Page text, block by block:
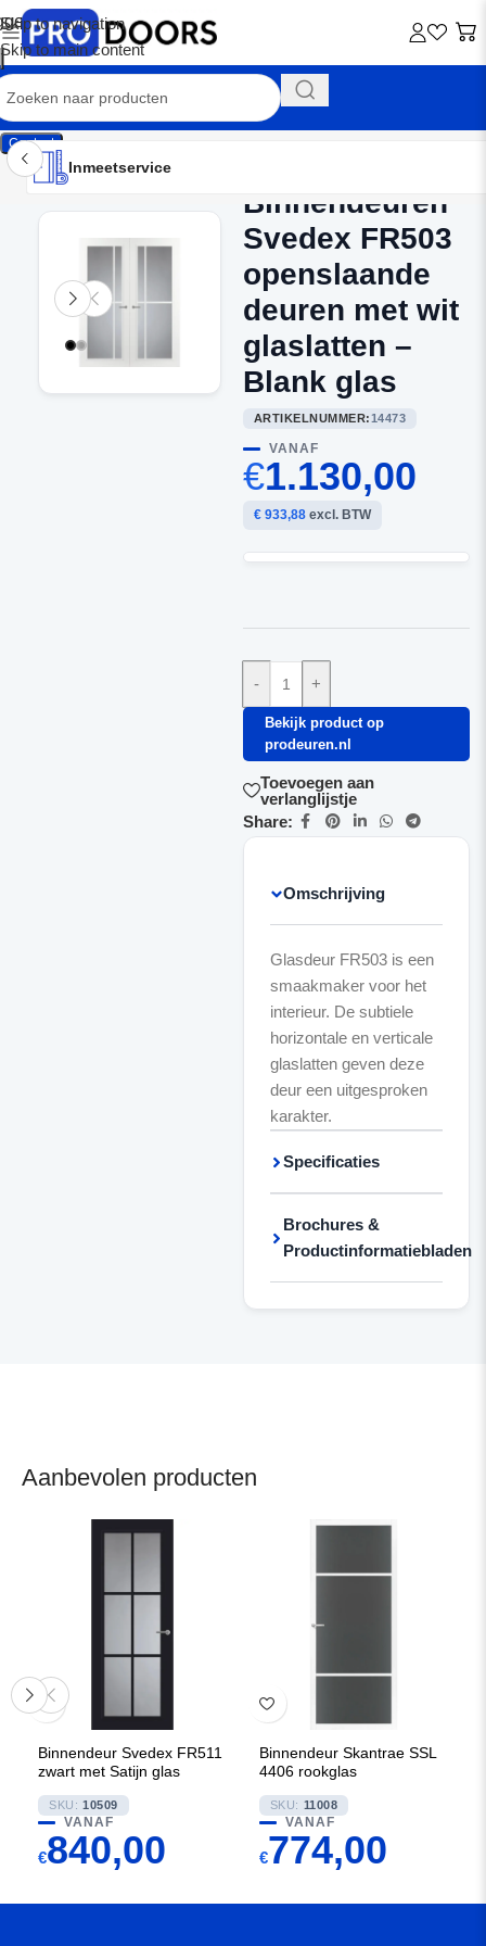
Skip to navigation
Skip to main content
Contact
Inmeetservice
Montageservice
Advies op maat
Showroom
Inmeetservice
Binnendeuren
Svedex FR503
openslaande
deuren met wit
glaslatten –
Blank glas
ARTIKELNUMMER:14473
VANAF
€1.130,00
€ 933,88excl. BTW
- +
Bekijk product op
prodeuren.nl
Toevoegen aan
verlanglijstje
Share:
Omschrijving
Glasdeur FR503 is een
smaakmaker voor het
interieur. De subtiele
horizontale en verticale
glaslatten geven deze
deur een uitgesproken
karakter.
Specificaties
Brochures &
Productinformatiebladen
Aanbevolen producten
Binnendeur Svedex FR511
zwart met Satijn glas
SKU: 10509
VANAF
€840,00
Binnendeur Skantrae SSL
4406 rookglas
SKU: 11008
VANAF
€774,00